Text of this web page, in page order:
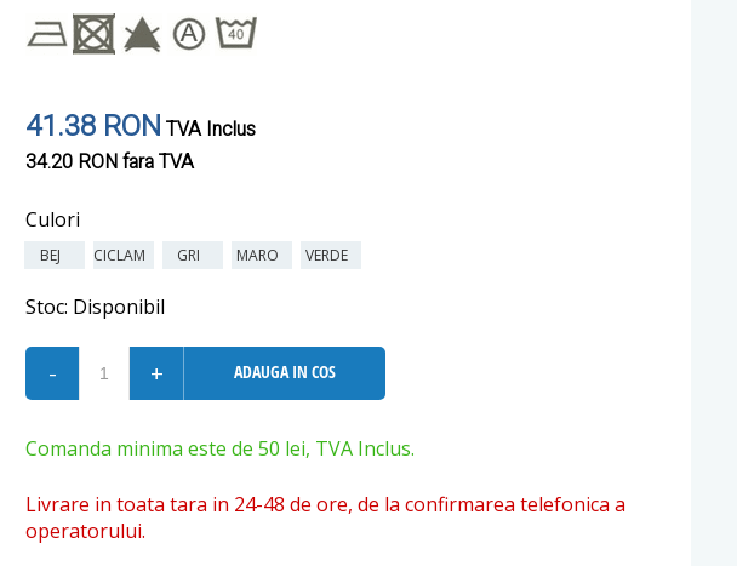
41.38 RON TVA Inclus
34.20 RONfara TVA
Culori
BEJ CICLAM GRI MARO VERDE
Stoc: Disponibil
- + ADAUGA IN COS
Comanda minima este de 50 lei, TVA Inclus.
Livrare in toata tara in 24-48 de ore, de la confirmarea telefonica a
operatorului.